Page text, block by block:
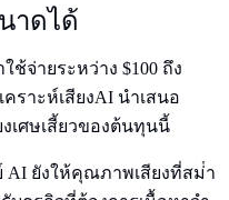
าดได้
จ่ายระหว่าง $100 ถึง
ราะห์เสียงAI นําเสนอ
เศษเสี้ยวของต้นทุนนี้
AI ยังให้คุณภาพเสียงที่สม่ํา